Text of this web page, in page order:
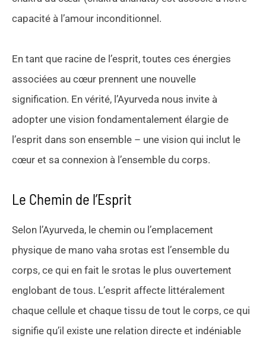
capacité à l’amour inconditionnel.
En tant que racine de l’esprit, toutes ces énergies
associées au cœur prennent une nouvelle
signification. En vérité, l’Ayurveda nous invite à
adopter une vision fondamentalement élargie de
l’esprit dans son ensemble – une vision qui inclut le
cœur et sa connexion à l’ensemble du corps.
Le Chemin de l’Esprit
Selon l’Ayurveda, le chemin ou l’emplacement
physique de mano vaha srotas est l’ensemble du
corps, ce qui en fait le srotas le plus ouvertement
englobant de tous. L’esprit affecte littéralement
chaque cellule et chaque tissu de tout le corps, ce qui
signifie qu’il existe une relation directe et indéniable